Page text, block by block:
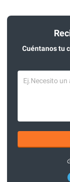
Cuéntanos tu